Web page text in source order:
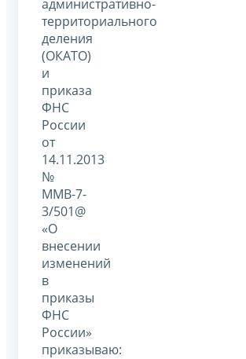
административно-
территориального
деления
(ОКАТО)
и
приказа
ФНС
России
от
14.11.2013
№
ММВ-7-
3/501@
«О
внесении
изменений
в
приказы
ФНС
России»
приказываю: